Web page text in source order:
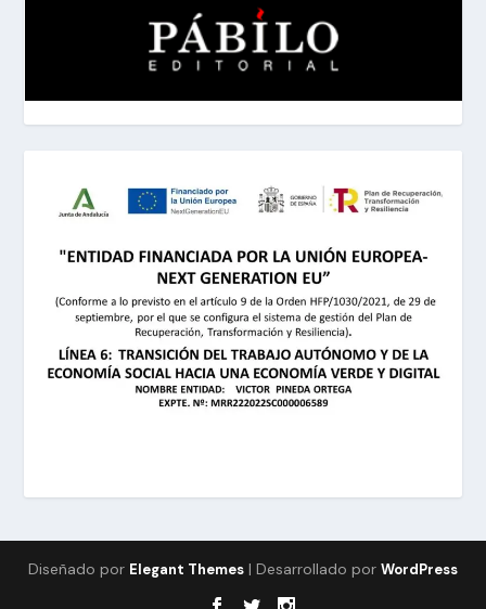
Diseñado por Elegant Themes | Desarrollado por WordPress